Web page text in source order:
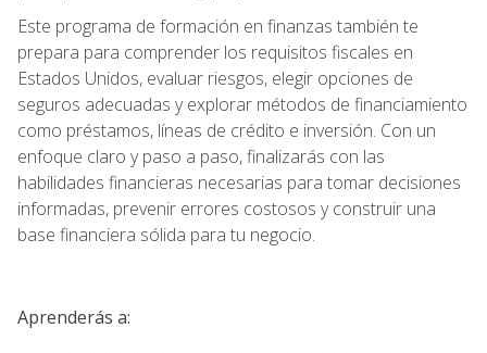
Este programa de formación en finanzas también te
prepara para comprender los requisitos fiscales en
Estados Unidos, evaluar riesgos, elegir opciones de
seguros adecuadas y explorar métodos de financiamiento
como préstamos, líneas de crédito e inversión. Con un
enfoque claro y paso a paso, finalizarás con las
habilidades financieras necesarias para tomar decisiones
informadas, prevenir errores costosos y construir una
base financiera sólida para tu negocio.
Aprenderás a: